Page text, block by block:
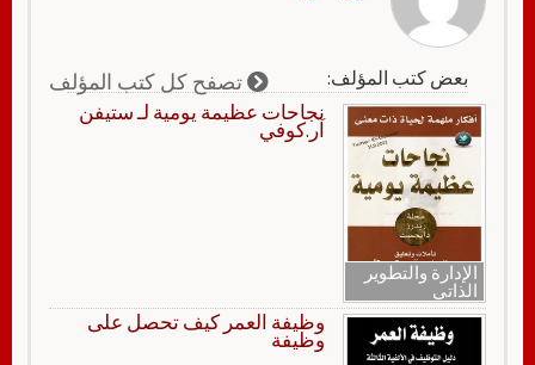
بعض كتب المؤلف: تصفح كل كتب المؤلف
الإدارة والتطوير
الذاتي
نجاحات عظيمة يومية لـ ستيفن
آر.كوفي
وظيفة العمر كيف تحصل على
وظيفة